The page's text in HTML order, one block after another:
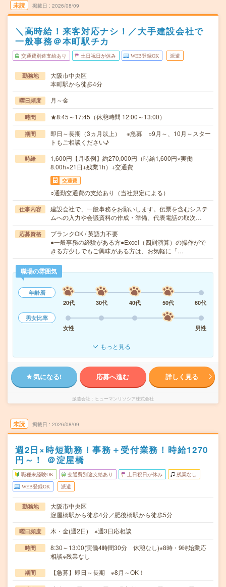
未読 掲載日 2026/08/09
＼高時給！来客対応ナシ！／大手建設会社で
一般事務＠本町駅チカ
交通費別途支給あり 土日祝日が休み WEB登録OK 派遣
勤務地
大阪市中央区
本町駅から徒歩4分
曜日頻度 月～金
時間 ★8:45～17:45（休憩時間 12:00～13:00）
期間
即日～長期（3ヵ月以上） ※急募 ○9月～、10月～スター
トもご相談ください♪
時給
1,600円【月収例】約270,000円（時給1,600円×実働
8.00h×21日+残業1h）+交通費
交通費
○通勤交通費の支給あり（当社規定による）
仕事内容
建設会社で、一般事務をお願いします。伝票を含むシステ
ムへの入力や会議資料の作成・準備、代表電話の取次…
応募資格
ブランクOK / 英語力不要
●一般事務の経験がある方●Excel（四則演算）の操作がで
きる方少しでもご興味がある方は、お気軽に「…
職場の雰囲気
年齢層
20代
30代 40代 50代
60代
男女比率
女性
男性
もっと見る
気になる! 応募へ進む 詳しく見る
派遣会社 ヒューマンリソシア株式会社
未読 掲載日 2026/08/09
週2日×時短勤務！事務＋受付業務！時給1270
円～！ ＠淀屋橋
職種未経験OK 交通費別途支給あり 土日祝日が休み 残業なし
WEB登録OK 派遣
勤務地
大阪市中央区
淀屋橋駅から徒歩4分／肥後橋駅から徒歩5分
曜日頻度 木・金(週2日) ※週3日応相談
時間
8:30～13:00(実働4時間30分 休憩なし)※8時・9時始業応
相談※残業なし
期間 【急募】即日～長期 ※8月～OK！